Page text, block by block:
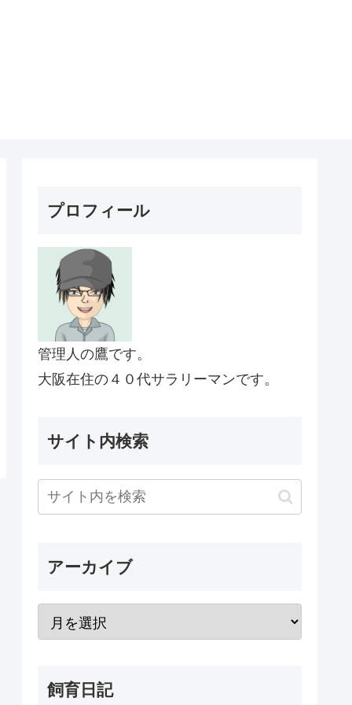
プロフィール
管理人の鷹です。
大阪在住の４０代サラリーマンです。
サイト内検索
アーカイブ
飼育日記